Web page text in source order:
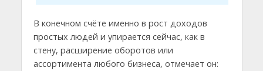
В конечном счёте именно в рост доходов
простых людей и упирается сейчас, как в
стену, расширение оборотов или
ассортимента любого бизнеса, отмечает он: